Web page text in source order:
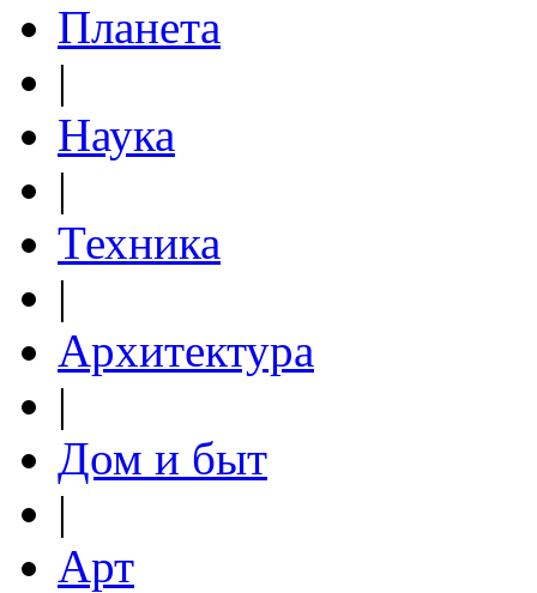
Планета
|
Наука
|
Техника
|
Архитектура
|
Дом и быт
|
Арт